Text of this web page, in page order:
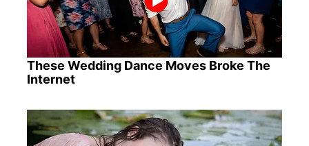
These Wedding Dance Moves Broke The
Internet